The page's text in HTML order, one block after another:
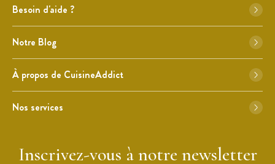
Besoin d'aide ?
Notre Blog
À propos de CuisineAddict
Nos services
Inscrivez-vous à notre newsletter